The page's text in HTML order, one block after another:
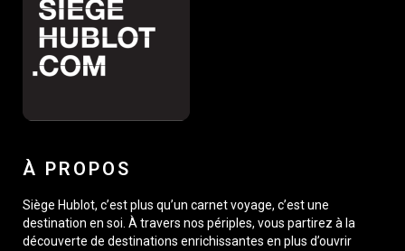
À PROPOS
Siège Hublot, c’est plus qu’un carnet voyage, c’est une
destination en soi. À travers nos périples, vous partirez à la
découverte de destinations enrichissantes en plus d’ouvrir